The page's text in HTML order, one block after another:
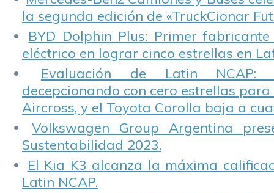
la segunda edición de «TruckCionar
BYD Dolphin Plus: Primer
eléctrico en lograr cinco estrellas en
Evaluación de Latin NCAP:
decepcionando con cero estrellas para
Aircross, y el Toyota Corolla baja a
Volkswagen Group Argentina
Sustentabilidad 2023.
El Kia K3 alcanza la máxima
Latin NCAP.